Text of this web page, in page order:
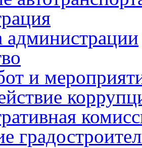
администрации
и